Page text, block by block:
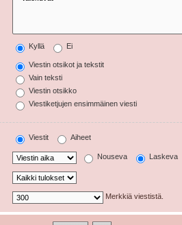
Kyllä Ei
Viestin otsikot ja tekstit
Vain teksti
Viestin otsikko
Viestiketjujen ensimmäinen viesti
Viestit Aiheet
Nouseva Laskeva
Merkkiä viestistä.